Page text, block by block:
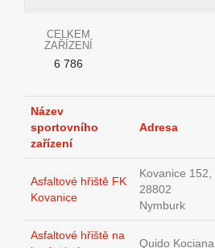
CELKEM
ZAŘÍZENÍ
6 786
Název
sportovního
zařízení
Adresa
Asfaltové hřiště FK
Kovanice
Kovanice 152,
28802
Nymburk
Asfaltové hřiště na
Quido Kociana